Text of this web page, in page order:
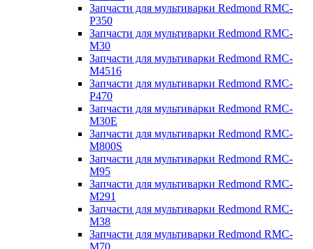
Запчасти для мультиварки Redmond RMC-
P350
Запчасти для мультиварки Redmond RMC-
M30
Запчасти для мультиварки Redmond RMC-
M4516
Запчасти для мультиварки Redmond RMC-
P470
Запчасти для мультиварки Redmond RMC-
M30E
Запчасти для мультиварки Redmond RMC-
M800S
Запчасти для мультиварки Redmond RMC-
M95
Запчасти для мультиварки Redmond RMC-
M291
Запчасти для мультиварки Redmond RMC-
M38
Запчасти для мультиварки Redmond RMC-
M70